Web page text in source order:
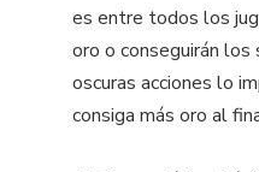
es entre todos los
oro o conseguirán
oscuras acciones lo
consiga más oro al